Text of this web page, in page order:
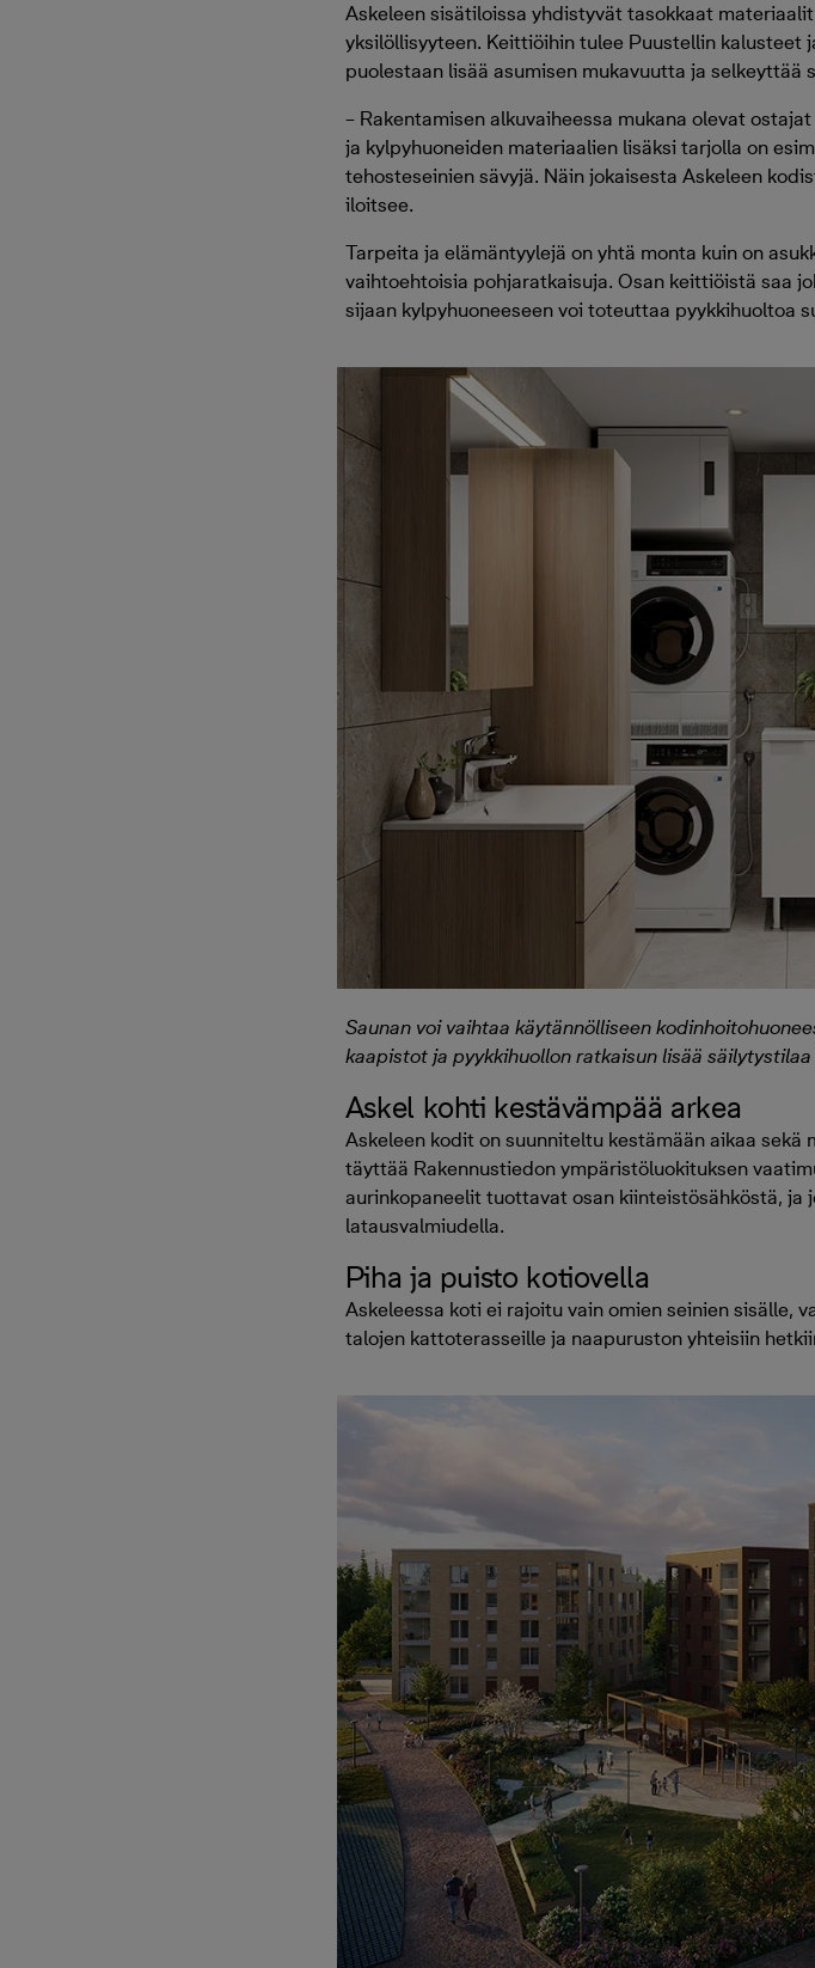
Askeleen sisätiloissa yhdistyvät tasokkaat
yksilöllisyyteen. Keittiöihin tulee Puustellin kalusteet
puolestaan lisää asumisen mukavuutta ja selkeyttää
– Rakentamisen alkuvaiheessa mukana olevat
ja kylpyhuoneiden materiaalien lisäksi tarjolla on
tehosteseinien sävyjä. Näin jokaisesta Askeleen
iloitsee.
Tarpeita ja elämäntyylejä on yhtä monta kuin on
vaihtoehtoisia pohjaratkaisuja. Osan keittiöistä saa
sijaan kylpyhuoneeseen voi toteuttaa pyykkihuoltoa
Saunan voi vaihtaa käytännölliseen
kaapistot ja pyykkihuollon ratkaisun lisää
Askel kohti kestävämpää arkea
Askeleen kodit on suunniteltu kestämään aikaa
täyttää Rakennustiedon ympäristöluokituksen
aurinkopaneelit tuottavat osan kiinteistösähköstä, ja
latausvalmiudella.
Piha ja puisto kotiovella
Askeleessa koti ei rajoitu vain omien seinien sisälle,
talojen kattoterasseille ja naapuruston yhteisiin